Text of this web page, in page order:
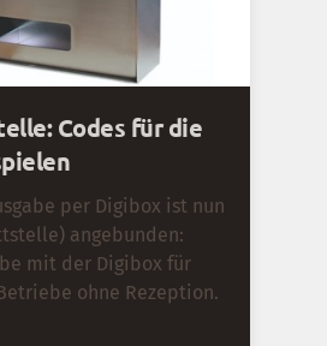
Codes für die
per Digibox ist nun
angebunden:
mit der Digibox für
ohne Rezeption.